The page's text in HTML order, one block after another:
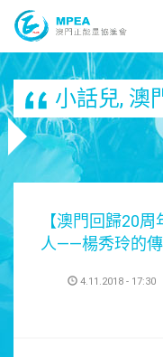
小話兒, 澳
【澳門回歸20
人——楊秀玲的
4.11.2018 - 17:30